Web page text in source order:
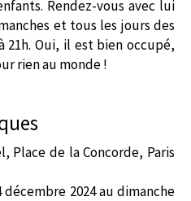
Rendez-vous avec lui
et tous les jours des
21h. Oui, il est bien occupé,
rien au monde !
Place de la Concorde, Paris
décembre 2024 au dimanche